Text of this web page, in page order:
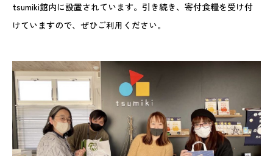
tsumiki館内に設置されています。引き続き、寄付食糧を受け付
けていますので、ぜひご利用ください。